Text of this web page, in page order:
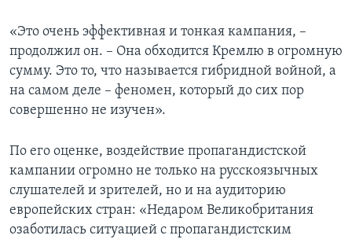
«Это очень эффективная и тонкая кампания, –
продолжил он. – Она обходится Кремлю в огромную
сумму. Это то, что называется гибридной войной, а
на самом деле – феномен, который до сих пор
совершенно не изучен».
По его оценке, воздействие пропагандистской
кампании огромно не только на русскоязычных
слушателей и зрителей, но и на аудиторию
европейских стран: «Недаром Великобритания
озаботилась ситуацией с пропагандистским